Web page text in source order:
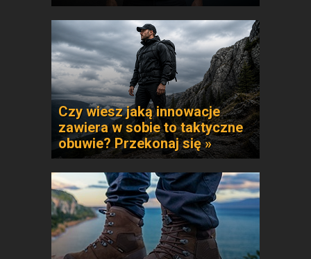
Czy wiesz jaką innowacje
zawiera w sobie to taktyczne
obuwie? Przekonaj się »